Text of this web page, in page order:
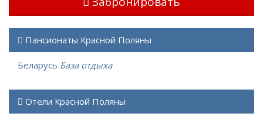
Пансионаты Красной Поляны
Беларусь База отдыха
Отели Красной Поляны